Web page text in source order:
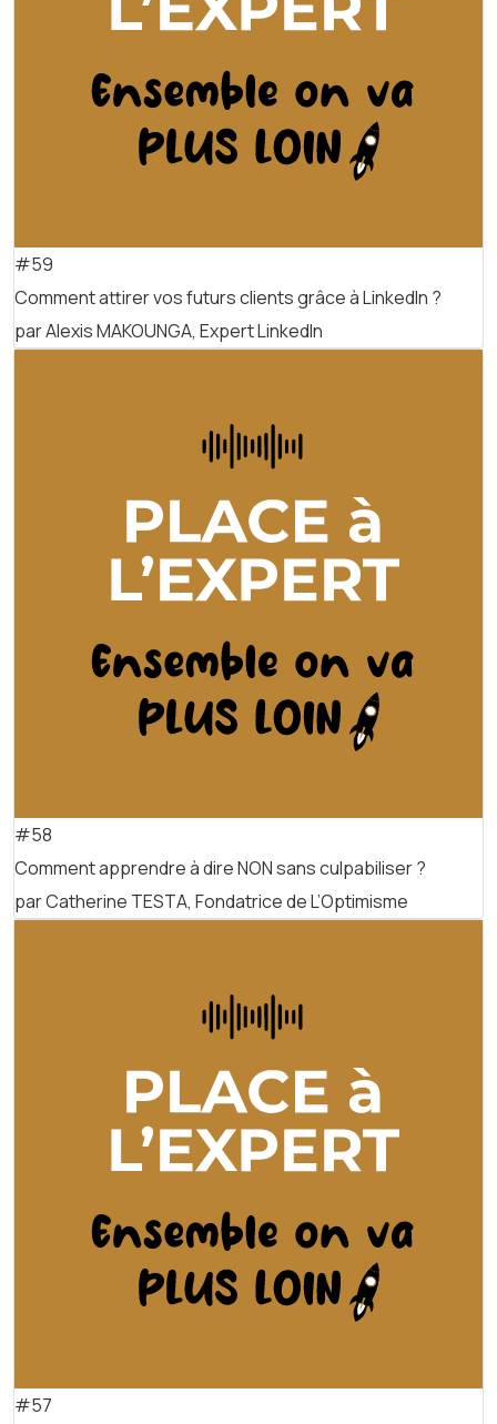
#59
Comment attirer vos futurs clients grâce à LinkedIn ?
par Alexis MAKOUNGA, Expert LinkedIn
#58
Comment apprendre à dire NON sans culpabiliser ?
par Catherine TESTA, Fondatrice de L’Optimisme
#57